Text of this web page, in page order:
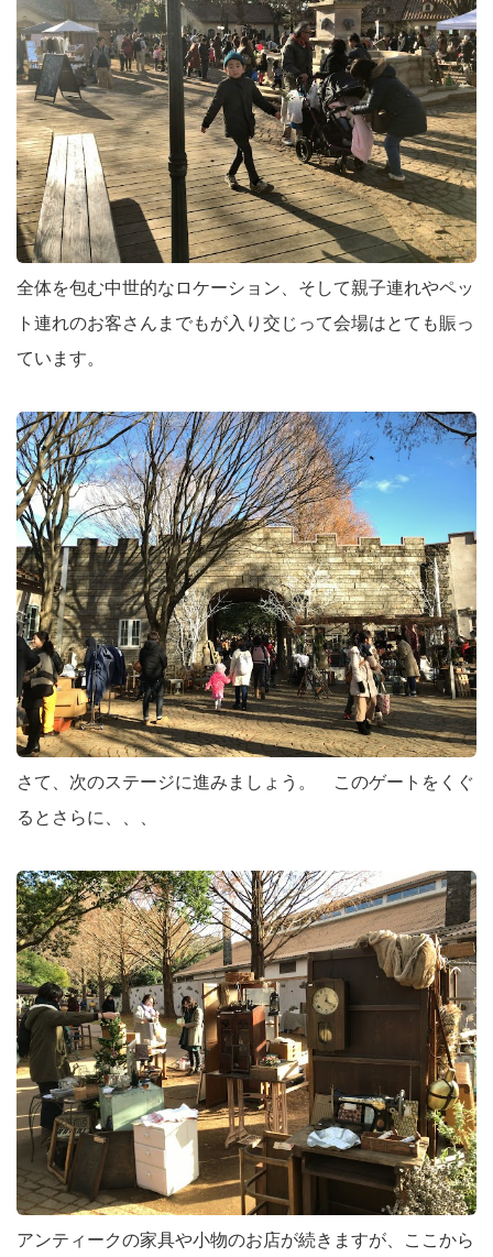
全体を包む中世的なロケーション、そして親子連れやペッ
ト連れのお客さんまでもが入り交じって会場はとても賑っ
ています。
さて、次のステージに進みましょう。 このゲートをくぐ
るとさらに、、、
アンティークの家具や小物のお店が続きますが、ここから